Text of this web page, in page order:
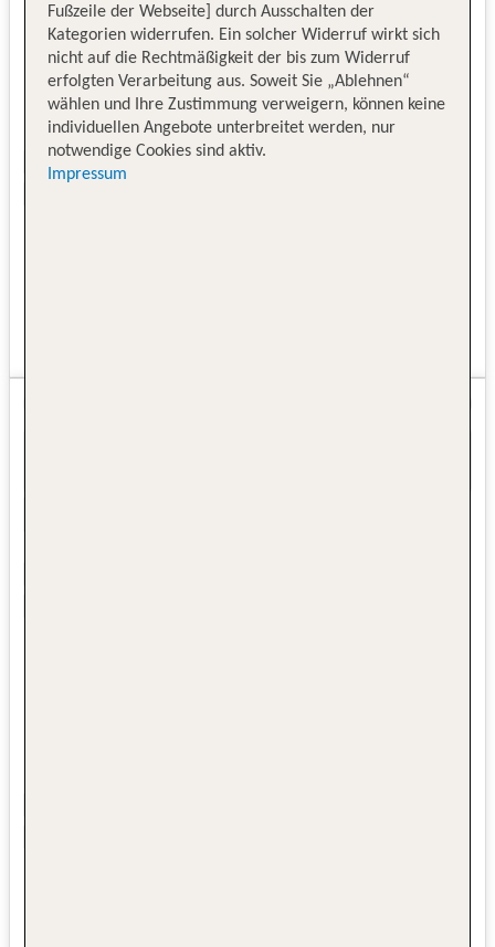
Fußzeile der Webseite] durch Ausschalten der
Kategorien widerrufen. Ein solcher Widerruf wirkt sich
nicht auf die Rechtmäßigkeit der bis zum Widerruf
erfolgten Verarbeitung aus. Soweit Sie „Ablehnen“
wählen und Ihre Zustimmung verweigern, können keine
individuellen Angebote unterbreitet werden, nur
notwendige Cookies sind aktiv.
Impressum